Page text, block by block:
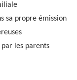
sa propre émission
les parents